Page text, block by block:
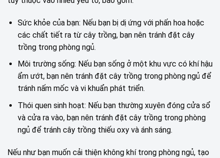
Sức khỏe của bạn: Nếu bạn bị dị ứng với phấn hoa hoặc
các chất tiết ra từ cây trồng, bạn nên tránh đặt cây
trồng trong phòng ngủ.
Môi trường sống: Nếu bạn sống ở một khu vực có khí hậu
ẩm ướt, bạn nên tránh đặt cây trồng trong phòng ngủ để
tránh nấm mốc và vi khuẩn phát triển.
Thói quen sinh hoạt: Nếu bạn thường xuyên đóng cửa sổ
và cửa ra vào, bạn nên tránh đặt cây trồng trong phòng
ngủ để tránh cây trồng thiếu oxy và ánh sáng.
Nếu như bạn muốn cải thiện không khí trong phòng ngủ, tạo